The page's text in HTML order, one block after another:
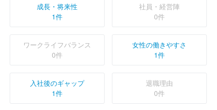
成長・将来性
1件
社員・経営陣
0件
ワークライフバランス
0件
女性の働きやすさ
1件
入社後のギャップ
1件
退職理由
0件